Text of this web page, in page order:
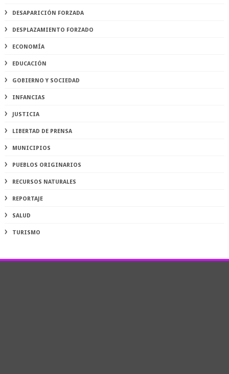
DESAPARICIÓN FORZADA
DESPLAZAMIENTO FORZADO
ECONOMÍA
EDUCACIÓN
GOBIERNO Y SOCIEDAD
INFANCIAS
JUSTICIA
LIBERTAD DE PRENSA
MUNICIPIOS
PUEBLOS ORIGINARIOS
RECURSOS NATURALES
REPORTAJE
SALUD
TURISMO